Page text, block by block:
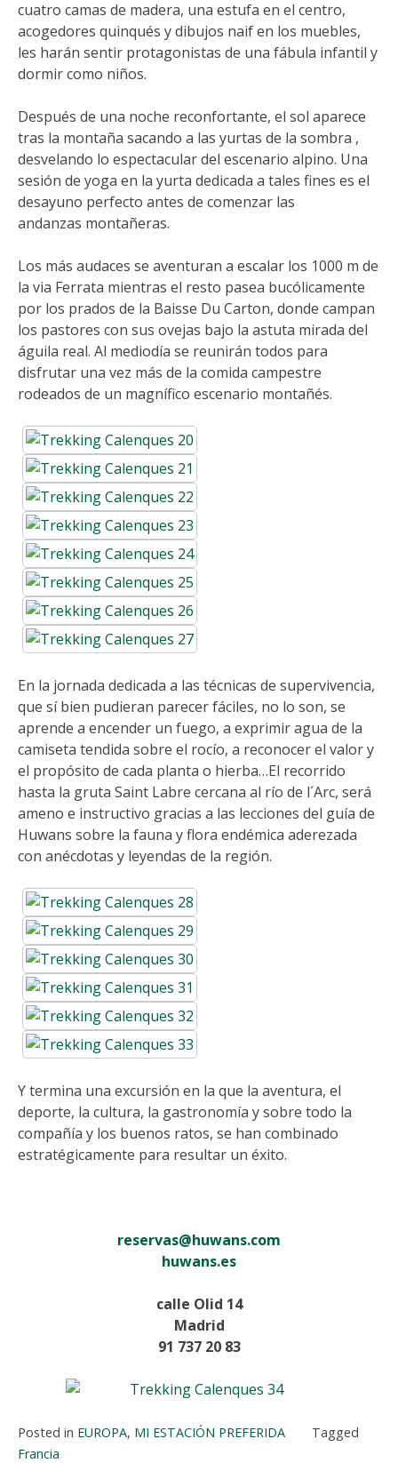
cuatro camas de madera, una estufa en el centro,
acogedores quinqués y dibujos naif en los muebles,
les harán sentir protagonistas de una fábula infantil y
dormir como niños.
Después de una noche reconfortante, el sol aparece
tras la montaña sacando a las yurtas de la sombra ,
desvelando lo espectacular del escenario alpino. Una
sesión de yoga en la yurta dedicada a tales fines es el
desayuno perfecto antes de comenzar las
andanzas montañeras.
Los más audaces se aventuran a escalar los 1000 m de
la via Ferrata mientras el resto pasea bucólicamente
por los prados de la Baisse Du Carton, donde campan
los pastores con sus ovejas bajo la astuta mirada del
águila real. Al mediodía se reunirán todos para
disfrutar una vez más de la comida campestre
rodeados de un magnífico escenario montañés.
En la jornada dedicada a las técnicas de supervivencia,
que sí bien pudieran parecer fáciles, no lo son, se
aprende a encender un fuego, a exprimir agua de la
camiseta tendida sobre el rocío, a reconocer el valor y
el propósito de cada planta o hierba…El recorrido
hasta la gruta Saint Labre cercana al río de l´Arc, será
ameno e instructivo gracias a las lecciones del guía de
Huwans sobre la fauna y flora endémica aderezada
con anécdotas y leyendas de la región.
Y termina una excursión en la que la aventura, el
deporte, la cultura, la gastronomía y sobre todo la
compañía y los buenos ratos, se han combinado
estratégicamente para resultar un éxito.
reservas@huwans.com
huwans.es
calle Olid 14
Madrid
91 737 20 83
Posted in EUROPA, MI ESTACIÓN PREFERIDA
Tagged
Francia